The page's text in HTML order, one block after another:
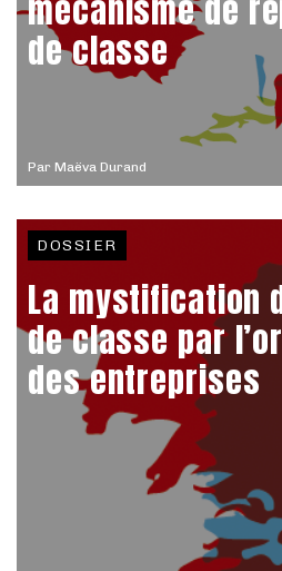
Par Maëva Durand
mécanisme de
de classe
DOSSIER
La mystification
de classe par
des entreprises